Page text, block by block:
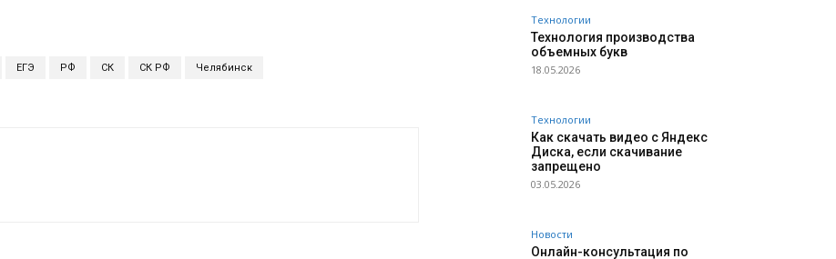
ЕГЭ РФ СК СК РФ Челябинск
Технологии
Технология производства
объемных букв
18.05.2026
Технологии
Как скачать видео с Яндекс
Диска, если скачивание
запрещено
03.05.2026
Новости
Онлайн-консультация по